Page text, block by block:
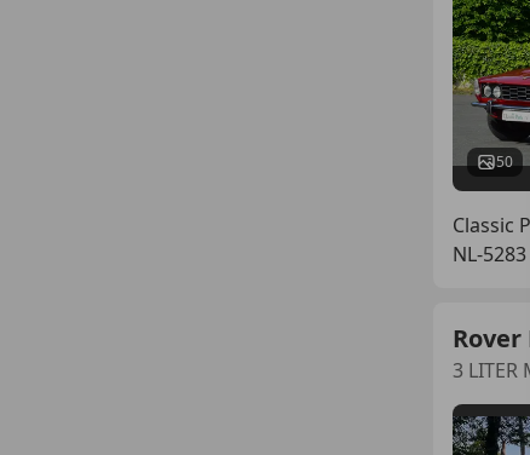
50
Classic
NL-5283
Rover
3 LITER